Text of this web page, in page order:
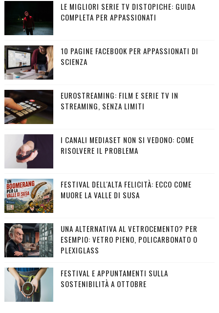
LE MIGLIORI SERIE TV DISTOPICHE: GUIDA
COMPLETA PER APPASSIONATI
10 PAGINE FACEBOOK PER APPASSIONATI DI
SCIENZA
EUROSTREAMING: FILM E SERIE TV IN
STREAMING, SENZA LIMITI
I CANALI MEDIASET NON SI VEDONO: COME
RISOLVERE IL PROBLEMA
FESTIVAL DELL'ALTA FELICITÀ: ECCO COME
MUORE LA VALLE DI SUSA
UNA ALTERNATIVA AL VETROCEMENTO? PER
ESEMPIO: VETRO PIENO, POLICARBONATO O
PLEXIGLASS
FESTIVAL E APPUNTAMENTI SULLA
SOSTENIBILITÀ A OTTOBRE